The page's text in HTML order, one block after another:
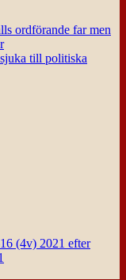
ordförande far men
till politiska
(4v) 2021 efter